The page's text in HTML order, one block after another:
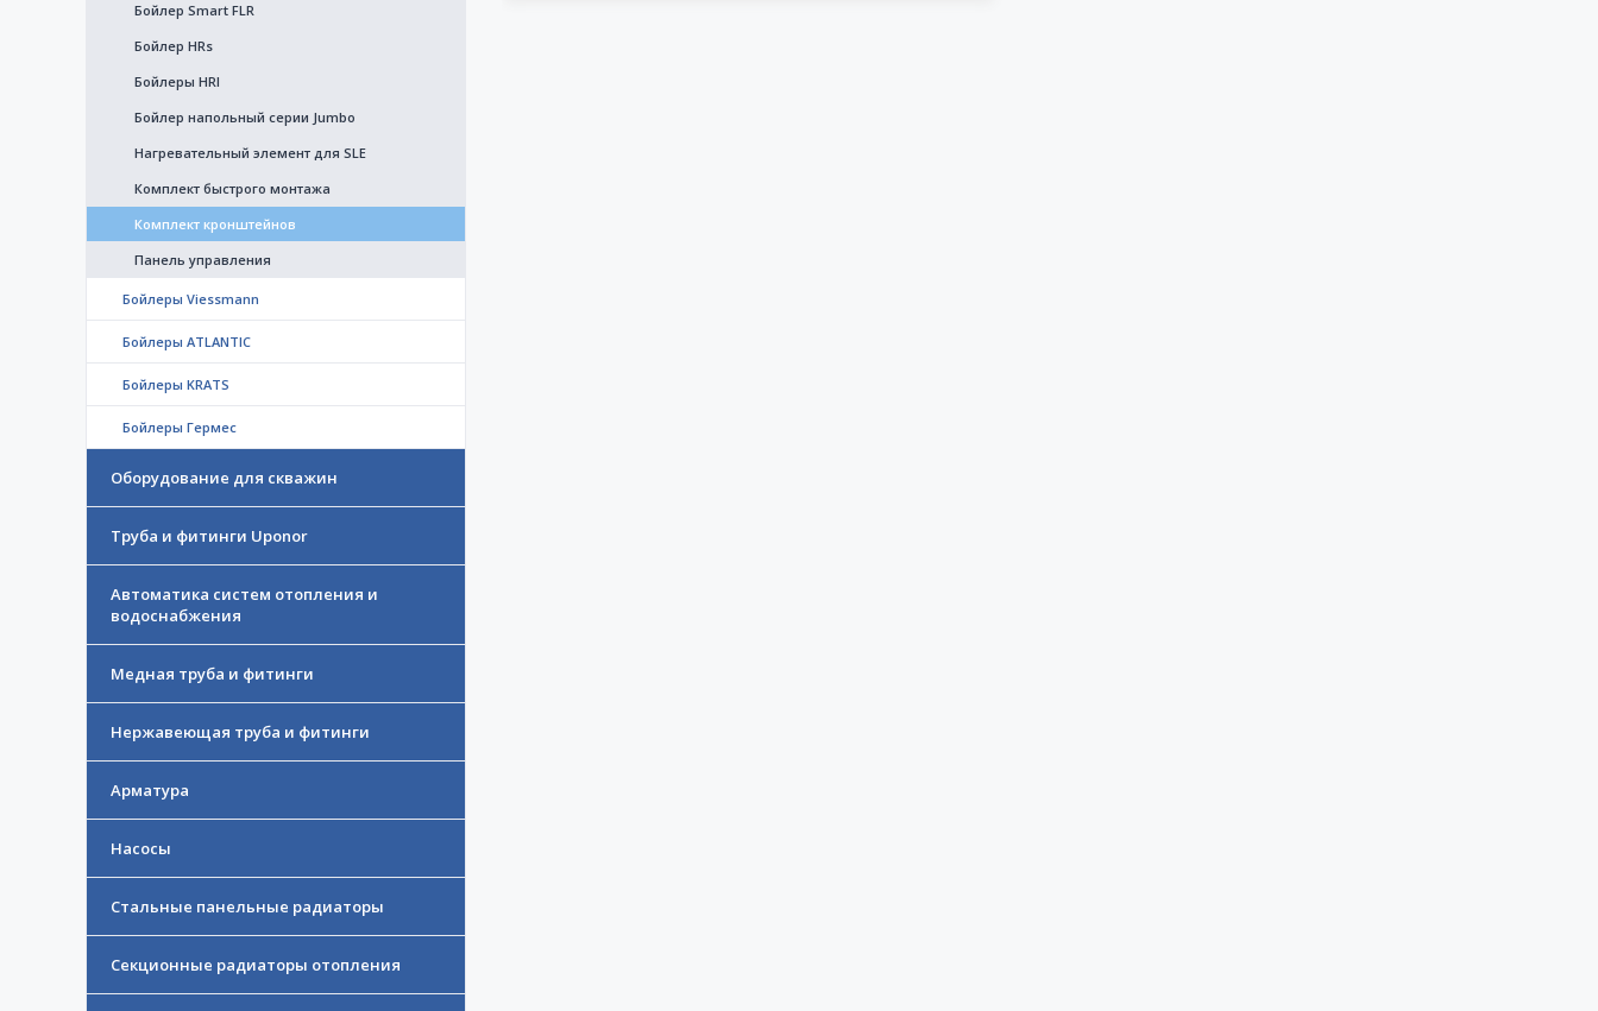
Бойлер Smart FLR
Бойлер HRs
Бойлеры HRI
Бойлер напольный серии Jumbo
Нагревательный элемент для SLE
Комплект быстрого монтажа
Комплект кронштейнов
Панель управления
Бойлеры Viessmann
Бойлеры ATLANTIC
Бойлеры KRATS
Бойлеры Гермес
Оборудование для скважин
Труба и фитинги Uponor
Автоматика систем отопления и
водоснабжения
Медная труба и фитинги
Нержавеющая труба и фитинги
Арматура
Насосы
Стальные панельные радиаторы
Секционные радиаторы отопления